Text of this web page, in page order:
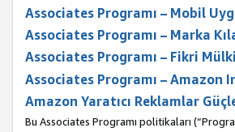
Associates Programı – Mobil
Associates Programı – Marka
Associates Programı – Fikri
Associates Programı – Amazon
Amazon Yaratıcı Reklamlar
Bu Associates Programı politikaları